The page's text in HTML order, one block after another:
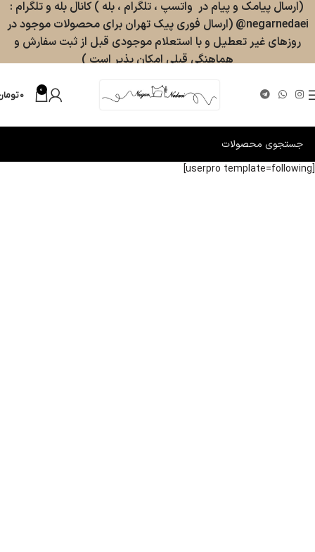
0 ۰
[userpro template=following]
(ارسال پیامک و پیام در واتسپ ، تلگرام ، بله ) کانال بله و تلگرام :
negarnedaei@ (ارسال فوری پیک تهران برای محصولات موجود در
روزهای غیر تعطیل و با استعلام موجودی قبل از ثبت سفارش و
هماهنگی قبلی امکان پذیر است )